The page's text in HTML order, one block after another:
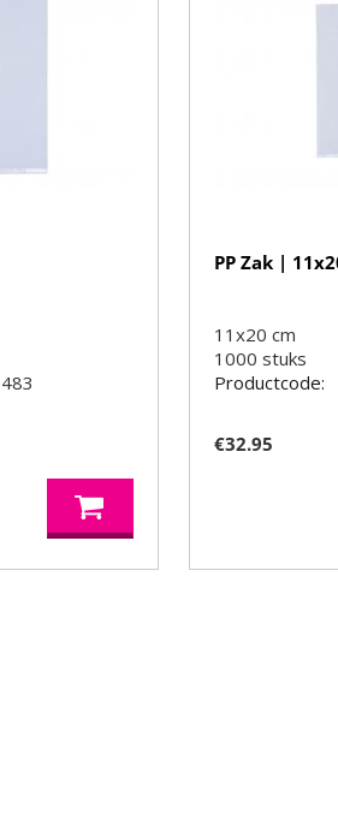
PP Zak |
11x20 cm
1000stuks
Productcode:
€32.95